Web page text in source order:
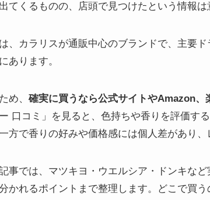
てくるものの、店頭で見つけたという情報は
、カラリスが通販中心のブランドで、主要
あります。
め、 確実に買うなら公式サイトやAmazon、
口コミ」を見ると、色持ちや香りを評価す
方で香りの好みや価格感には個人差があり
事では、マツキヨ・ウエルシア・ドンキな
かれるポイントまで整理します。どこで買